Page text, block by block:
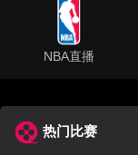
NBA直播
热门比赛